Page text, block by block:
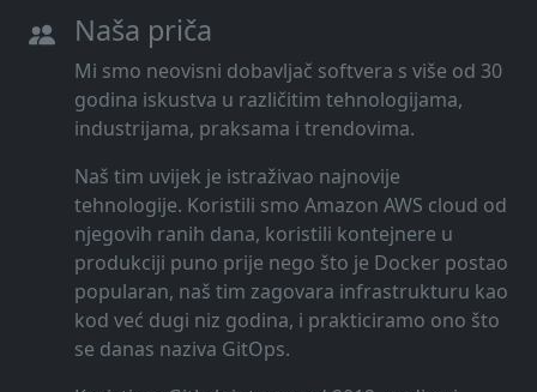
Naša priča
Mi smo neovisni dobavljač softvera s više od 30
godina iskustva u različitim tehnologijama,
industrijama, praksama i trendovima.
Naš tim uvijek je istraživao najnovije
tehnologije. Koristili smo Amazon AWS cloud od
njegovih ranih dana, koristili kontejnere u
produkciji puno prije nego što je Docker postao
popularan, naš tim zagovara infrastrukturu kao
kod već dugi niz godina, i prakticiramo ono što
se danas naziva GitOps.